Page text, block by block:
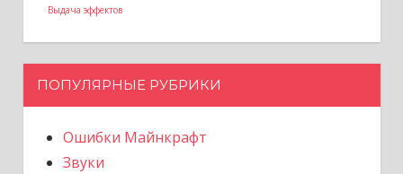
Выдача эффектов
ПОПУЛЯРНЫЕ РУБРИКИ
Ошибки Майнкрафт
Звуки